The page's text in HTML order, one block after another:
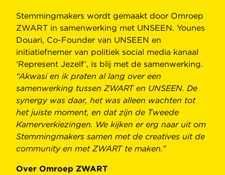
Stemmingmakers wordt gemaakt door Omroep
ZWART in samenwerking met UNSEEN. Younes
Douari, Co-Founder van UNSEEN en
initiatiefnemer van politiek social media kanaal
‘Represent Jezelf’, is blij met de samenwerking.
“Akwasi en ik praten al lang over een
samenwerking tussen ZWART en UNSEEN. De
synergy was daar, het was alleen wachten tot
het juiste moment, en dat zijn de Tweede
Kamerverkiezingen. We kijken er erg naar uit om
Stemmingmakers samen met de creatives uit de
community en met ZWART te maken.”
Over Omroep ZWART